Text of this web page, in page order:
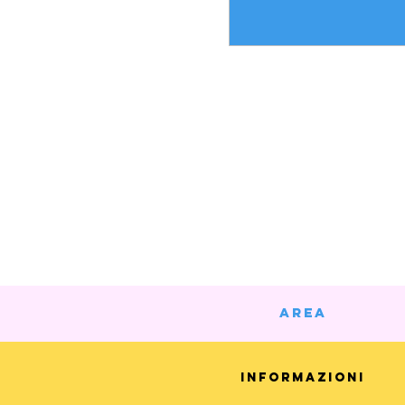
AREA
Informazioni